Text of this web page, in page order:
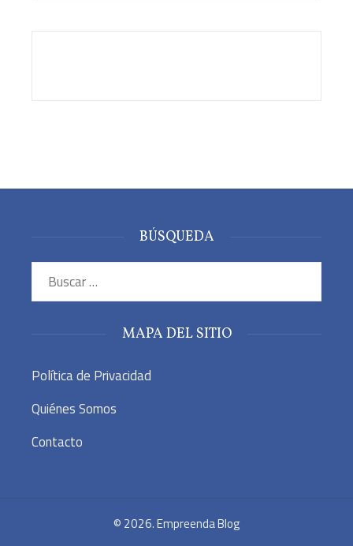
BÚSQUEDA
MAPA DEL SITIO
Política de Privacidad
Quiénes Somos
Contacto
© 2026. Empreenda Blog